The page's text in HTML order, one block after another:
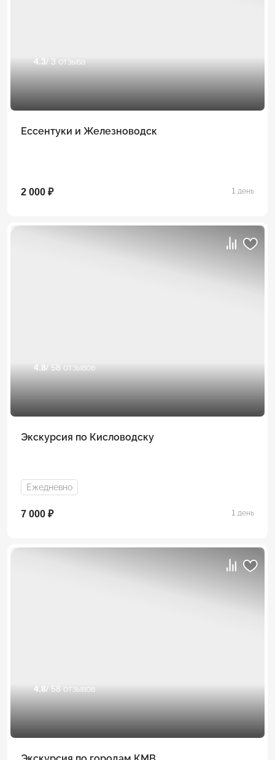
4.3/ 3 отзыва
Ессентуки и Железноводск
2 000 ₽ 1 день
4.8/ 58 отзывов
Экскурсия по Кисловодску
Ежедневно
7 000 ₽ 1 день
4.8/ 58 отзывов